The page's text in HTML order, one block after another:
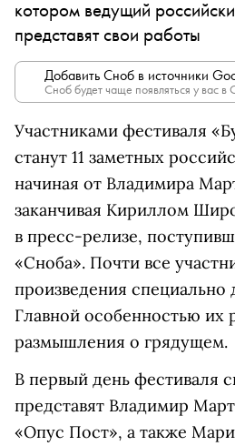
котором ведущий
представят свои работы
Добавить Сноб в источники
Сноб будет чаще появляться у вас в
Участниками фестиваля
станут 11 заметных
начиная от Владимира
заканчивая Кириллом
в пресс-релизе,
«Сноба». Почти все
произведения специально
Главной особенностью их
размышления о грядущем.
В первый день фестиваля
представят Владимир
«Опус Пост», а также